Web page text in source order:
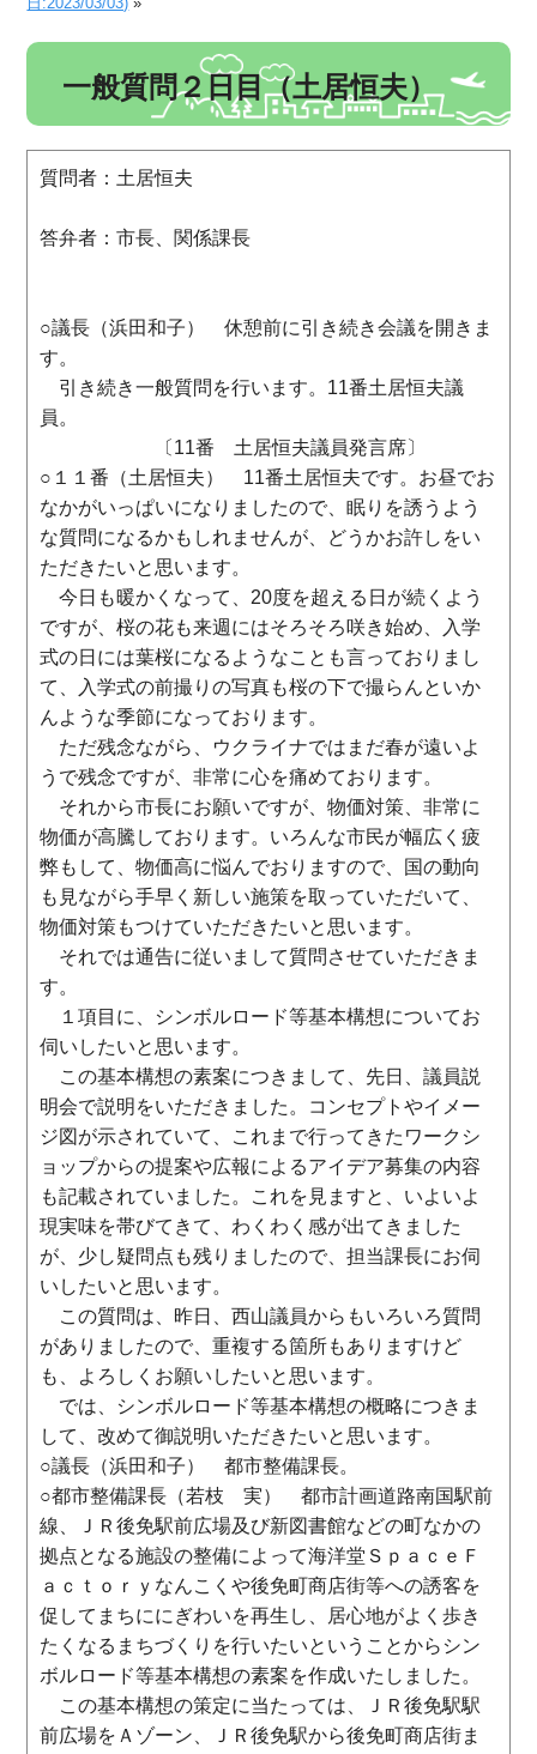
一般質問２日目（土居恒夫）
質問者：土居恒夫
答弁者：市長、関係課長
○議長（浜田和子） 休憩前に引き続き会議を開きま
す。
引き続き一般質問を行います。11番土居恒夫議
員。
〔11番 土居恒夫議員発言席〕
○１１番（土居恒夫） 11番土居恒夫です。お昼でお
なかがいっぱいになりましたので、眠りを誘うよう
な質問になるかもしれませんが、どうかお許しをい
ただきたいと思います。
今日も暖かくなって、20度を超える日が続くよう
ですが、桜の花も来週にはそろそろ咲き始め、入学
式の日には葉桜になるようなことも言っておりまし
て、入学式の前撮りの写真も桜の下で撮らんといか
んような季節になっております。
ただ残念ながら、ウクライナではまだ春が遠いよ
うで残念ですが、非常に心を痛めております。
それから市長にお願いですが、物価対策、非常に
物価が高騰しております。いろんな市民が幅広く疲
弊もして、物価高に悩んでおりますので、国の動向
も見ながら手早く新しい施策を取っていただいて、
物価対策もつけていただきたいと思います。
それでは通告に従いまして質問させていただきま
す。
１項目に、シンボルロード等基本構想についてお
伺いしたいと思います。
この基本構想の素案につきまして、先日、議員説
明会で説明をいただきました。コンセプトやイメー
ジ図が示されていて、これまで行ってきたワークシ
ョップからの提案や広報によるアイデア募集の内容
も記載されていました。これを見ますと、いよいよ
現実味を帯びてきて、わくわく感が出てきました
が、少し疑問点も残りましたので、担当課長にお伺
いしたいと思います。
この質問は、昨日、西山議員からもいろいろ質問
がありましたので、重複する箇所もありますけど
も、よろしくお願いしたいと思います。
では、シンボルロード等基本構想の概略につきま
して、改めて御説明いただきたいと思います。
○議長（浜田和子） 都市整備課長。
○都市整備課長（若枝 実） 都市計画道路南国駅前
線、ＪＲ後免駅前広場及び新図書館などの町なかの
拠点となる施設の整備によって海洋堂ＳｐａｃｅＦ
ａｃｔｏｒｙなんこくや後免町商店街等への誘客を
促してまちににぎわいを再生し、居心地がよく歩き
たくなるまちづくりを行いたいということからシン
ボルロード等基本構想の素案を作成いたしました。
この基本構想の策定に当たっては、ＪＲ後免駅駅
前広場をＡゾーン、ＪＲ後免駅から後免町商店街ま